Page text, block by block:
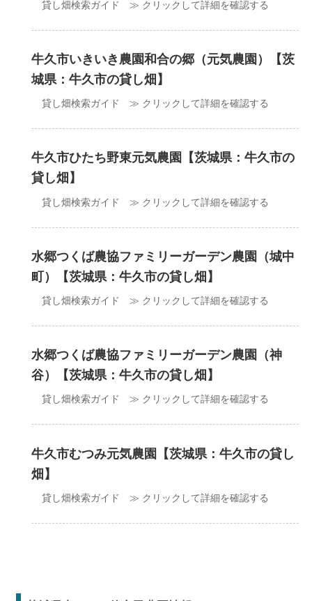
貸し畑検索ガイド ≫ クリックして詳細を確認する
牛久市いきいき農園和合の郷（元気農園）【茨
城県：牛久市の貸し畑】
貸し畑検索ガイド ≫ クリックして詳細を確認する
牛久市ひたち野東元気農園【茨城県：牛久市の
貸し畑】
貸し畑検索ガイド ≫ クリックして詳細を確認する
水郷つくば農協ファミリーガーデン農園（城中
町）【茨城県：牛久市の貸し畑】
貸し畑検索ガイド ≫ クリックして詳細を確認する
水郷つくば農協ファミリーガーデン農園（神
谷）【茨城県：牛久市の貸し畑】
貸し畑検索ガイド ≫ クリックして詳細を確認する
牛久市むつみ元気農園【茨城県：牛久市の貸し
畑】
貸し畑検索ガイド ≫ クリックして詳細を確認する